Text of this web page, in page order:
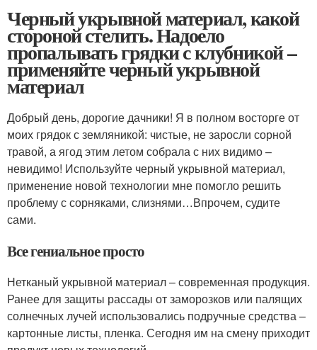
Черный укрывной материал, какой
стороной стелить. Надоело
пропалывать грядки с клубникой –
применяйте черный укрывной
материал
Добрый день, дорогие дачники! Я в полном восторге от
моих грядок с земляникой: чистые, не заросли сорной
травой, а ягод этим летом собрала с них видимо –
невидимо! Используйте черный укрывной материал,
применение новой технологии мне помогло решить
проблему с сорняками, слизнями…Впрочем, судите
сами.
Все гениальное просто
Нетканый укрывной материал – современная продукция.
Ранее для защиты рассады от заморозков или палящих
солнечных лучей использовались подручные средства –
картонные листы, пленка. Сегодня им на смену приходит